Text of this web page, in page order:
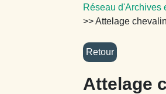
Réseau d'Archives
>> Attelage
Attelage